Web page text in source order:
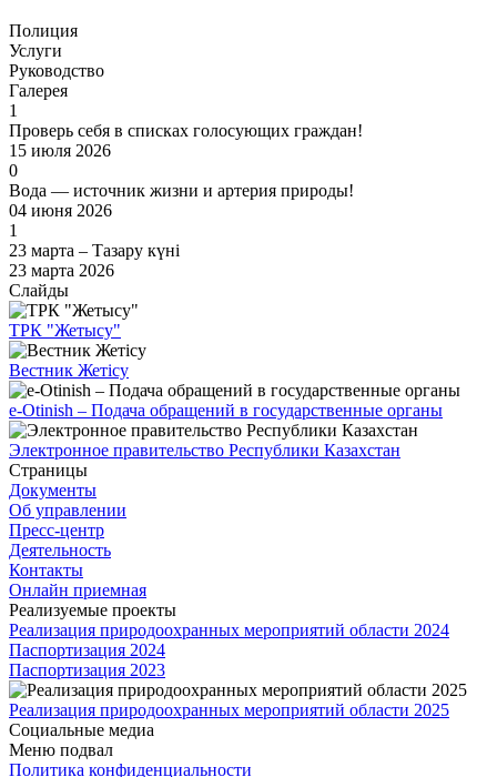
Полиция
Услуги
Руководство
Галерея
1
Проверь себя в списках голосующих граждан!
15 июля 2026
0
Вода — источник жизни и артерия природы!
04 июня 2026
1
23 марта – Тазару күні
23 марта 2026
Слайды
ТРК "Жетысу"
Вестник Жетісу
e-Otinish – Подача обращений в государственные органы
Электронное правительство Республики Казахстан
Страницы
Документы
Об управлении
Пресс-центр
Деятельность
Контакты
Онлайн приемная
Реализуемые проекты
Реализация природоохранных мероприятий области 2024
Паспортизация 2024
Паспортизация 2023
Реализация природоохранных мероприятий области 2025
Социальные медиа
Меню подвал
Политика конфиденциальности